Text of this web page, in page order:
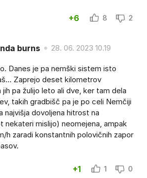
+6 8 2
burns 28. 06. 2023 10.19
Danes je pa nemški sistem isto
Zaprejo deset kilometrov
pa žulijo leto ali dve, ker tam dela
takih gradbišč pa je po celi Nemčiji
najvišja dovoljena hitrost na
nekateri mislijo) neomejena, ampak
h zaradi konstantnih polovičnih zapor
+1 1 0